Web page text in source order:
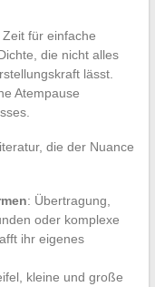
für einfache
die nicht alles
lässt.
Atempause
die der Nuance
: Übertragung,
oder komplexe
ihr eigenes
kleine und große